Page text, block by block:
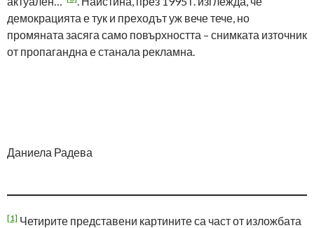
демокрацията е тук и преходът уж вече тече, но
промяната засяга само повърхността – снимката източник
от пропагандна е станала рекламна.
Даниела Радева
[1] Четирите представени картините са част от изложбата